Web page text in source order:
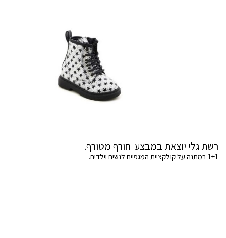
רשת גלי יוצאת במבצע חורף מטורף.
1+1 במתנה על קולקציית המגפיים לנשים וילדים.